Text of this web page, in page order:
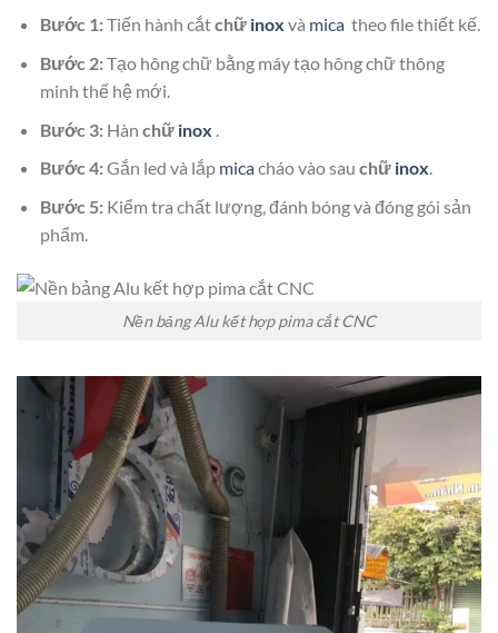
Bước 1:Tiến hành cắtchữ inox và micatheo file thiết kế.
Bước 2:Tạo hông chữ bằng máy tạo hông chữ thông
minh thế hệ mới.
Bước 3:Hàn chữ inox
Bước 4:Gắn led và lắp micacháo vào sau chữ inox.
Bước 5:Kiểm tra chất lượng, đánh bóng và đóng gói sản
phẩm.
Nền bảng Alu kết hợp pima cắt CNC